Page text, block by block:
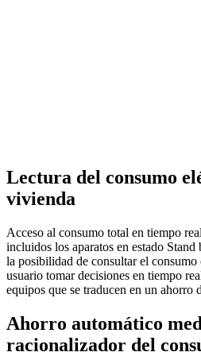
Lectura del consumo
vivienda
Acceso al consumo total en tiempo
incluidos los aparatos en estado
la posibilidad de consultar el
usuario tomar decisiones en tiempo
equipos que se traducen en un ahorro
Ahorro automático
racionalizador del